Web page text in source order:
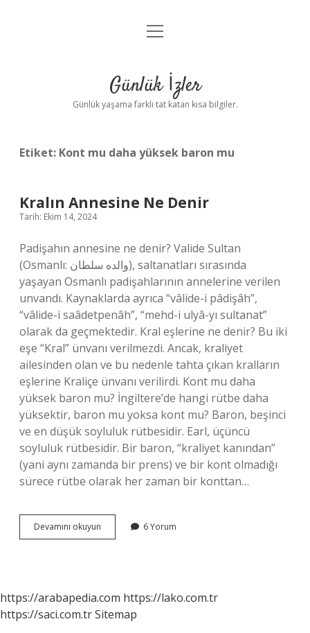
Anasayfa
Yasal Uyarı
menüyü
Günlük İzler
Günlük yaşama farklı tat katan kısa bilgiler.
Etiket: Kont mu daha yüksek baron mu
Kralın Annesine Ne Denir
Tarih: Ekim 14, 2024
Padişahın annesine ne denir? Valide Sultan
(Osmanlı: والده سلطان), saltanatları sırasında
yaşayan Osmanlı padişahlarının annelerine verilen
unvandı. Kaynaklarda ayrıca “vâlide-i pâdişâh”,
“vâlide-i saâdetpenâh”, “mehd-i ulyâ-yı sultanat”
olarak da geçmektedir. Kral eşlerine ne denir? Bu iki
eşe “Kral” ünvanı verilmezdi. Ancak, kraliyet
ailesinden olan ve bu nedenle tahta çıkan kralların
eşlerine Kraliçe ünvanı verilirdi. Kont mu daha
yüksek baron mu? İngiltere’de hangi rütbe daha
yüksektir, baron mu yoksa kont mu? Baron, beşinci
ve en düşük soyluluk rütbesidir. Earl, üçüncü
soyluluk rütbesidir. Bir baron, “kraliyet kanından”
(yani aynı zamanda bir prens) ve bir kont olmadığı
sürece rütbe olarak her zaman bir konttan…
Devamını okuyun
Annesine
6 Yorum
https://arabapedia.com https://lako.com.tr
https://saci.com.trSitemap